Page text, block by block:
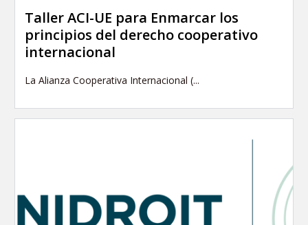
Taller ACI-UE para Enmarcar los
principios del derecho cooperativo
internacional
La Alianza Cooperativa Internacional (...